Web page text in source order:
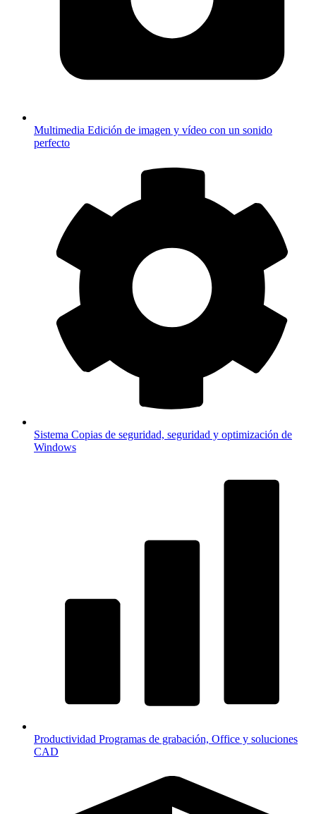
Multimedia Edición de imagen y vídeo con un sonido
perfecto
Sistema Copias de seguridad, seguridad y optimización de
Windows
Productividad Programas de grabación, Office y soluciones
CAD